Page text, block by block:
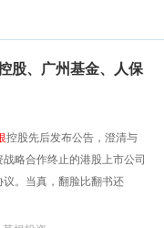
股、广州基金、人保
控股先后发布公告，澄清与
略合作终止的港股上市公司
。当真，翻脸比翻书还